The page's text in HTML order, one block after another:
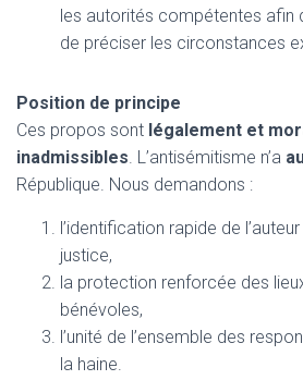
les autorités compétentes afin
de préciser les circonstances
Position de principe
Ces propos sont légalement et
inadmissibles . L’antisémitisme n’a
République. Nous demandons :
l’identification rapide de
justice,
la protection renforcée des
bénévoles,
l’unité de l’ensemble des
la haine.